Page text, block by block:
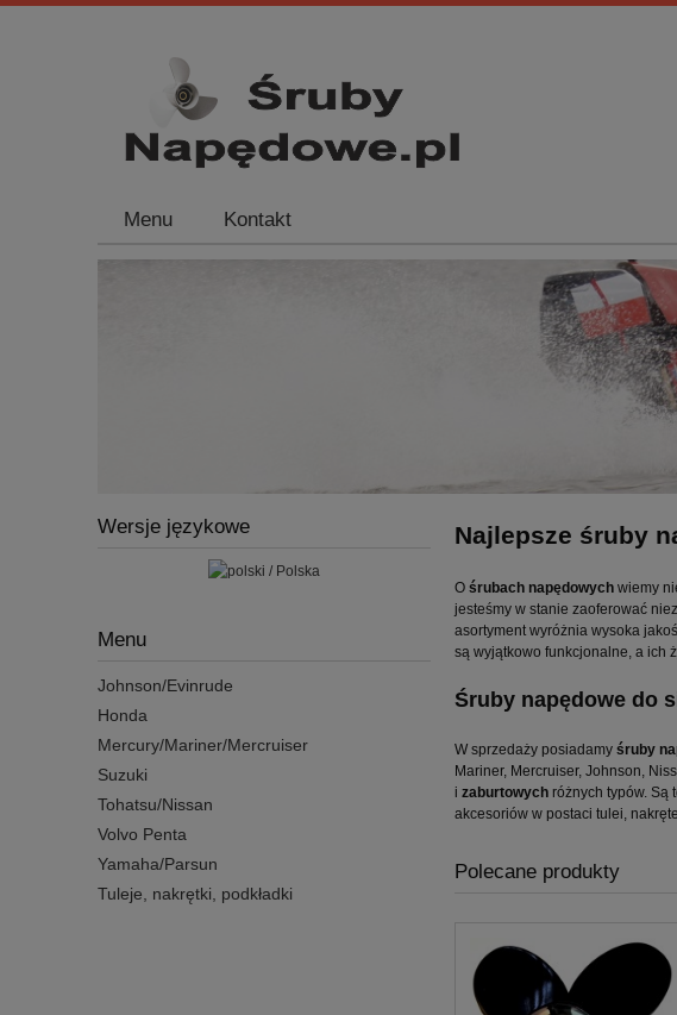
Menu Kontakt
Wersje językowe
Menu
Johnson/Evinrude
Honda
Mercury/Mariner/Mercruiser
Suzuki
Tohatsu/Nissan
Volvo Penta
Yamaha/Parsun
Tuleje, nakrętki, podkładki
Najlepsze śruby
O śrubach napędowych wiemy
jesteśmy w stanie zaoferować
asortyment wyróżnia wysoka
są wyjątkowo funkcjonalne, a ich
Śruby napędowe do
W sprzedaży posiadamy śruby
Mariner, Mercruiser, Johnson,
i zaburtowych różnych typów. Są
akcesoriów w postaci tulei,
Polecane produkty